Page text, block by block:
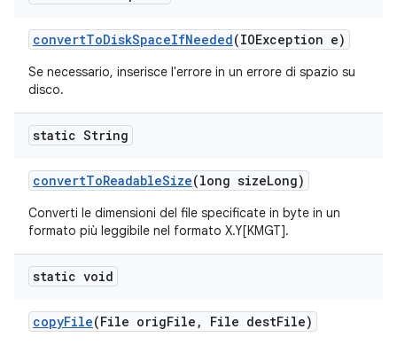
convertToDiskSpaceIfNeeded(IOException e)
Se necessario, inserisce l'errore in un errore di spazio su
disco.
static String
convertToReadableSize(long sizeLong)
Converti le dimensioni del file specificate in byte in un
formato più leggibile nel formato X.Y[KMGT].
static void
copyFile(File origFile , File destFile)